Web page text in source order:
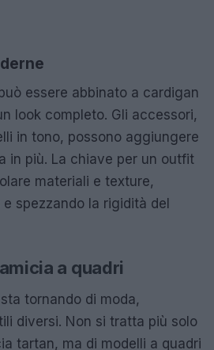
essere abbinato a cardigan
look completo. Gli accessori,
in tono, possono aggiungere
in più. La chiave per un outfit
materiali e texture,
spezzando la rigidità del
a quadri
tornando di moda,
diversi. Non si tratta più solo
tartan, ma di modelli a quadri